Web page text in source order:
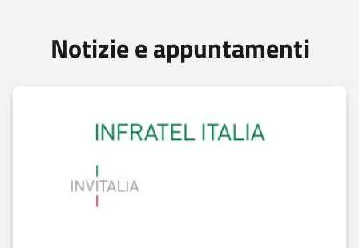
Notizie e appuntamenti